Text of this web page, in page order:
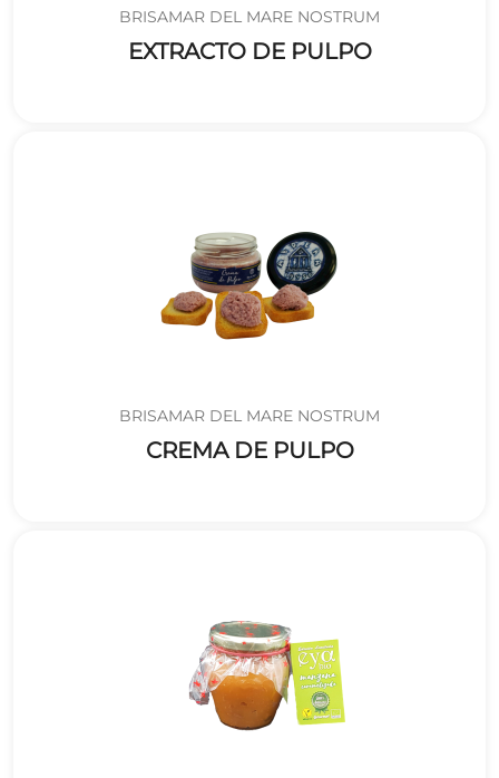
BRISAMAR DEL MARE NOSTRUM
EXTRACTO DE PULPO
BRISAMAR DEL MARE NOSTRUM
CREMA DE PULPO